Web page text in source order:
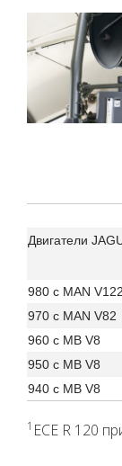
Двигатели
980 с MAN V122
970 с MAN V82
960 с MB V8
950 с MB V8
940 с MB V8
1 ECE R 120